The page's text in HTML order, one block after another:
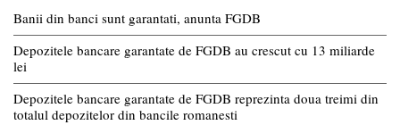
Banii din banci sunt garantati, anunta FGDB
Depozitele bancare garantate de FGDB au crescut cu 13 miliarde
lei
Depozitele bancare garantate de FGDB reprezinta doua treimi din
totalul depozitelor din bancile romanesti